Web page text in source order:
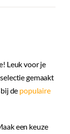
Leuk voor je
gemaakt
de populaire
een keuze